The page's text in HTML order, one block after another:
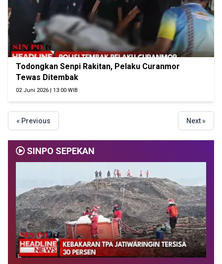
Todongkan Senpi Rakitan, Pelaku Curanmor
Tewas Ditembak
02 Juni 2026 | 13:00 WIB
« Previous Next »
SINPO SEPEKAN